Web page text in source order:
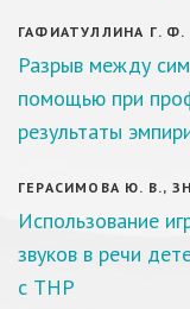
ГАФИАТУЛЛИНА Г. Ф.
Разрыв между
помощью при
результаты
ГЕРАСИМОВА Ю. В.,
Использование
звуков в речи
с ТНР